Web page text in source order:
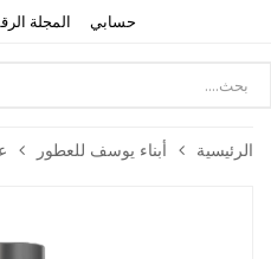
حسابي المجلة
الرئيسية أبناء يوسف للعطور